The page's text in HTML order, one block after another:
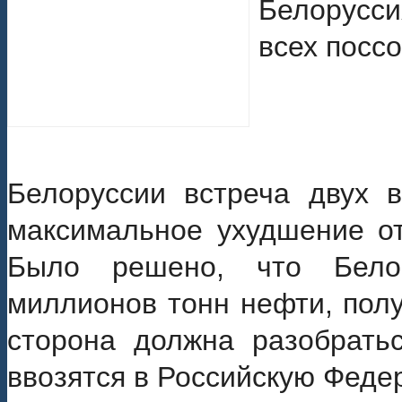
Белоруссии встреча
максимальное ухудшение
Было решено, что
миллионов тонн нефти,
сторона должна
ввозятся в Российскую